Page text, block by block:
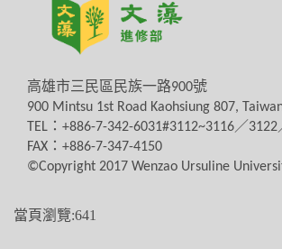
高雄市三民區民族一路900號
900 Mintsu 1st Road Kaohsiung 807,
TEL ： +886-7-342-6031#3112~3116／ 3122
FAX ： +886-7-347-4150
©Copyright 2017 Wenzao Ursuline
當頁瀏覽:641